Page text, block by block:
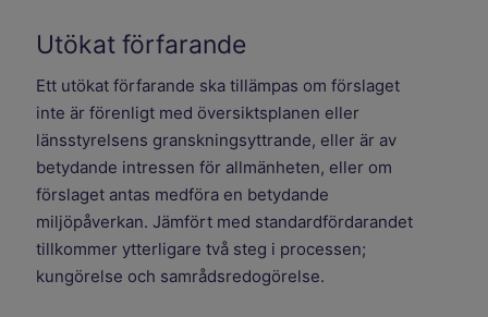
Utökat förfarande
Ett utökat förfarande ska tillämpas om förslaget
inte är förenligt med översiktsplanen eller
länsstyrelsens granskningsyttrande, eller är av
betydande intressen för allmänheten, eller om
förslaget antas medföra en betydande
miljöpåverkan. Jämfört med standardfördarandet
tillkommer ytterligare två steg i processen;
kungörelse och samrådsredogörelse.